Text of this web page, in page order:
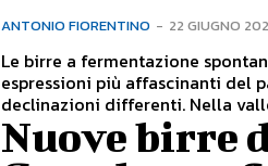
ANTONIO FIORENTINO - 22 GIUGNO
Le birre a fermentazione
espressioni più affascinanti del
declinazioni differenti. Nella
Nuove birre